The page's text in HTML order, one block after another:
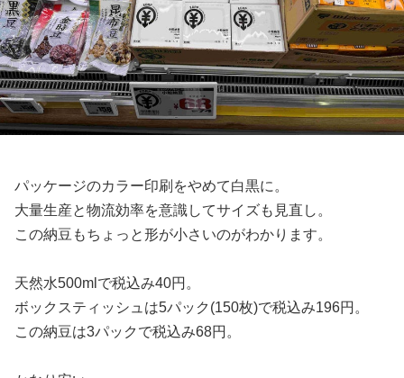
パッケージのカラー印刷をやめて白黒に。
大量生産と物流効率を意識してサイズも見直し。
この納豆もちょっと形が小さいのがわかります。
天然水500mlで税込み40円。
ボックスティッシュは5パック(150枚)で税込み196円。
この納豆は3パックで税込み68円。